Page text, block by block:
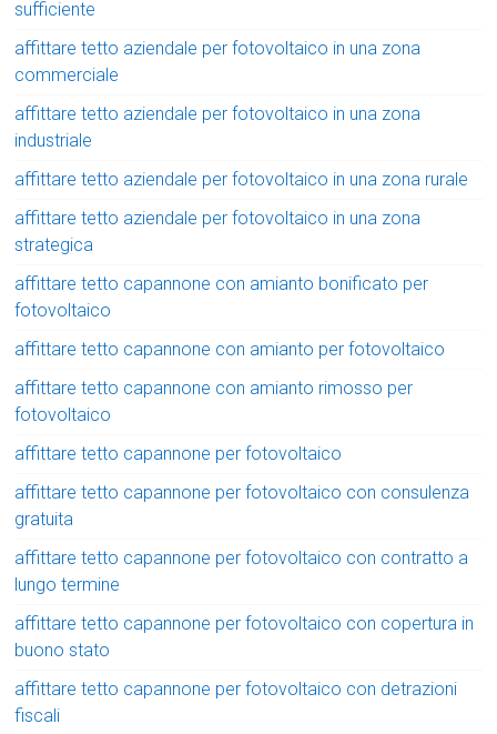
sufficiente
affittare tetto aziendale per fotovoltaico in una zona
commerciale
affittare tetto aziendale per fotovoltaico in una zona
industriale
affittare tetto aziendale per fotovoltaico in una zona rurale
affittare tetto aziendale per fotovoltaico in una zona
strategica
affittare tetto capannone con amianto bonificato per
fotovoltaico
affittare tetto capannone con amianto per fotovoltaico
affittare tetto capannone con amianto rimosso per
fotovoltaico
affittare tetto capannone per fotovoltaico
affittare tetto capannone per fotovoltaico con consulenza
gratuita
affittare tetto capannone per fotovoltaico con contratto a
lungo termine
affittare tetto capannone per fotovoltaico con copertura in
buono stato
affittare tetto capannone per fotovoltaico con detrazioni
fiscali